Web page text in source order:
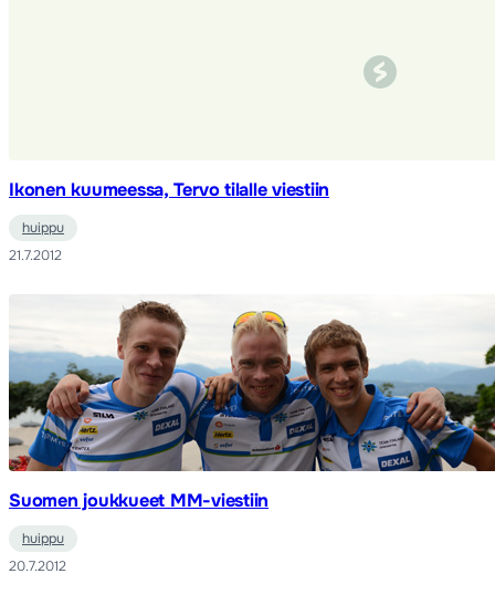
Ikonen kuumeessa, Tervo tilalle viestiin
huippu
21.7.2012
Suomen joukkueet MM-viestiin
huippu
20.7.2012